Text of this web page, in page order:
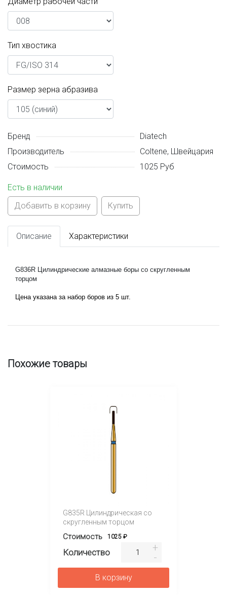
Тип хвостика
Размер зерна абразива
Бренд
Diatech
Производитель
Coltene, Швейцария
Стоимость
1025 Руб
Есть в наличии
Добавить в корзину
Купить
Описание Характеристики
G836R Цилиндрические алмазные боры со скругленным
торцом
Цена указана за набор боров из 5 шт.
Похожие товары
G835R Цилиндрическая со
скругленным торцом
Стоимость 1025 ₽
Количество
В корзину